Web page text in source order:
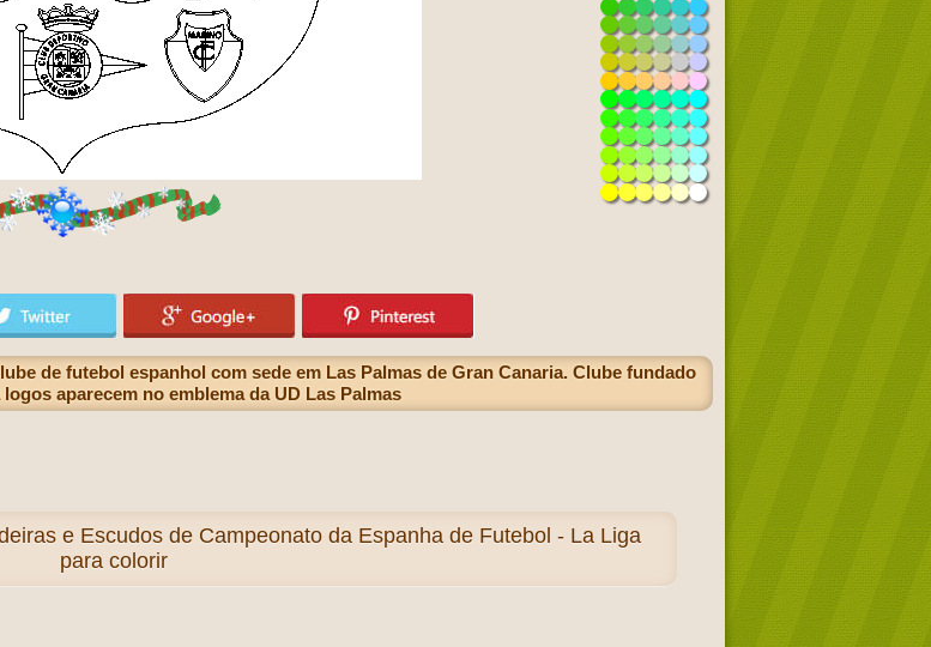
de futebol espanhol com sede em Las Palmas de Gran Canaria. Clube fundado
aparecem no emblema da UD Las Palmas
e Escudos de Campeonato da Espanha de Futebol - La Liga
para colorir